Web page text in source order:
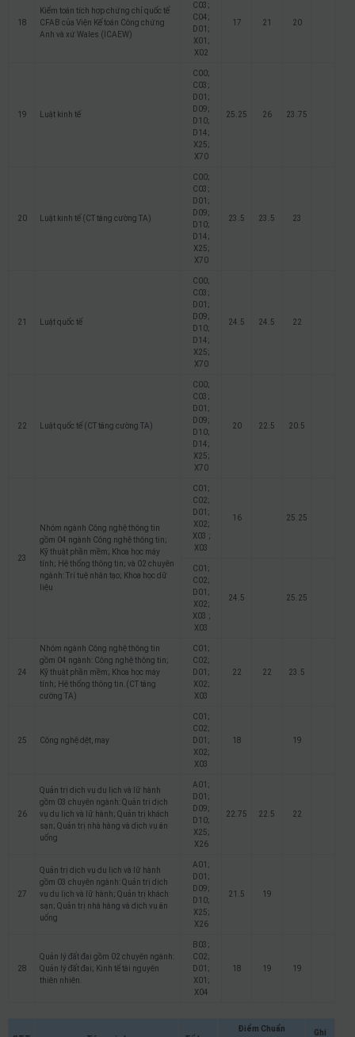
18
Kiểm toán tích hợp chứng chỉ quốc tế
CFAB của Viện Kế toán Công chứng
Anh và xứ Wales (ICAEW)
C03;
C04;
D01;
X01;
X02
17 21 20
19 Luật kinh tế
C00;
C03;
D01;
D09;
D10;
D14;
X25;
X70
25.25 26 23.75
20 Luật kinh tế (CT tăng cường TA)
C00;
C03;
D01;
D09;
D10;
D14;
X25;
X70
23.5 23.5 23
21 Luật quốc tế
C00;
C03;
D01;
D09;
D10;
D14;
X25;
X70
24.5 24.5 22
22 Luật quốc tế (CT tăng cường TA)
C00;
C03;
D01;
D09;
D10;
D14;
X25;
X70
20 22.5 20.5
23
Nhóm ngành Công nghệ thông tin
gồm 04 ngành Công nghệ thông tin;
Kỹ thuật phần mềm; Khoa học máy
tính; Hệ thống thông tin; và 02 chuyên
ngành: Trí tuệ nhân tạo; Khoa học dữ
liệu
C01;
C02;
D01;
X02;
X03 ;
X03
16 25.25
C01;
C02;
D01;
X02;
X03 ;
X03
24.5 25.25
24
Nhóm ngành Công nghệ thông tin
gồm 04 ngành: Công nghệ thông tin;
Kỹ thuật phần mềm; Khoa học máy
tính; Hệ thống thông tin.(CT tăng
cường TA)
C01;
C02;
D01;
X02;
X03
22 22 23.5
25 Công nghệ dệt, may
C01;
C02;
D01;
X02;
X03
18 19
26
Quản trị dịch vụ du lịch và lữ hành
gồm 03 chuyên ngành: Quản trị dịch
vụ du lịch và lữ hành; Quản trị khách
sạn; Quản trị nhà hàng và dịch vụ ăn
uống
A01;
D01;
D09;
D10;
X25;
X26
22.75 22.5 22
27
Quản trị dịch vụ du lịch và lữ hành
gồm 03 chuyên ngành: Quản trị dịch
vụ du lịch và lữ hành; Quản trị khách
sạn; Quản trị nhà hàng và dịch vụ ăn
uống
A01;
D01;
D09;
D10;
X25;
X26
21.5 19
28
Quản lý đất đai gồm 02 chuyên ngành:
Quản lý đất đai; Kinh tế tài nguyên
thiên nhiên.
B03;
C02;
D01;
X01;
X04
18 19 19
Điểm Chuẩn Ghi